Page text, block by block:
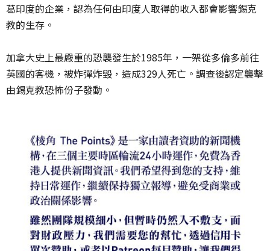
葛印度的企業，認為任何由印度人取得的收入都會影響錫克
教的生存。
加拿大史上最嚴重的恐襲發生於1985年，一架從多倫多前往
英國的客機，被炸彈炸毀，造成329人死亡。調查後認定襲擊
由錫克教恐怖份子發動。